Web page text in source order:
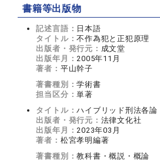
書籍等出版物
記述言語： 日本語
タイトル：不作為犯と正犯原理
出版者・発行元： 成文堂
出版年月：2005年11月
著者： 平山幹子
著書種別：学術書
担当区分：単著
タイトル：ハイブリッド刑法各論
出版者・発行元： 法律文化社
出版年月：2023年03月
著者： 松宮孝明編著
著書種別：教科書・概説・概論